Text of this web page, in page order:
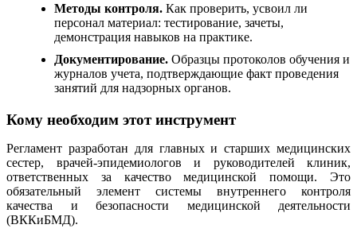
Методы контроля. Как проверить, усвоил ли
персонал материал: тестирование, зачеты,
демонстрация навыков на практике.
Документирование. Образцы протоколов обучения и
журналов учета, подтверждающие факт проведения
занятий для надзорных органов.
Кому необходим этот инструмент
Регламент разработан для главных и старших медицинских
сестер, врачей-эпидемиологов и руководителей клиник,
ответственных за качество медицинской помощи. Это
обязательный элемент системы внутреннего контроля
качества и безопасности медицинской деятельности
(ВККиБМД).